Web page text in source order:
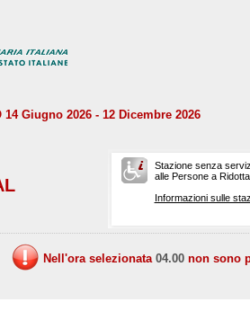
14 Giugno 2026 - 12 Dicembre 2026
Stazione senza
alle Persone a
Informazioni sulle
Nell'ora selezionata 04.00 non sono